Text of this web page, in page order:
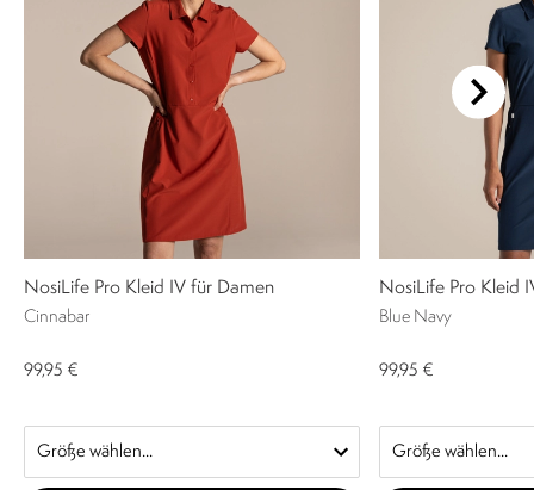
NosiLife Pro Kleid IV für Damen
Cinnabar
99,95 €
NosiLife Pro Kleid
Blue Navy
99,95 €